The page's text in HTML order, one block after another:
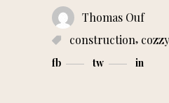
Thomas Ouf
construction, cozzy
fb tw in